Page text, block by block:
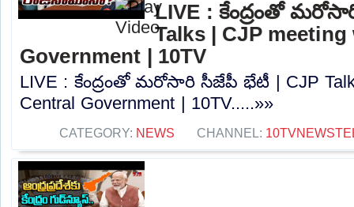
LIVE : కేంద్రంతో
Talks | CJP
Government | 10TV
LIVE : కేంద్రంతో మరోసారి సీజేపీ భేటీ | CJP
Central Government | 10TV.....»»
CATEGORY: NEWS CHANNEL: